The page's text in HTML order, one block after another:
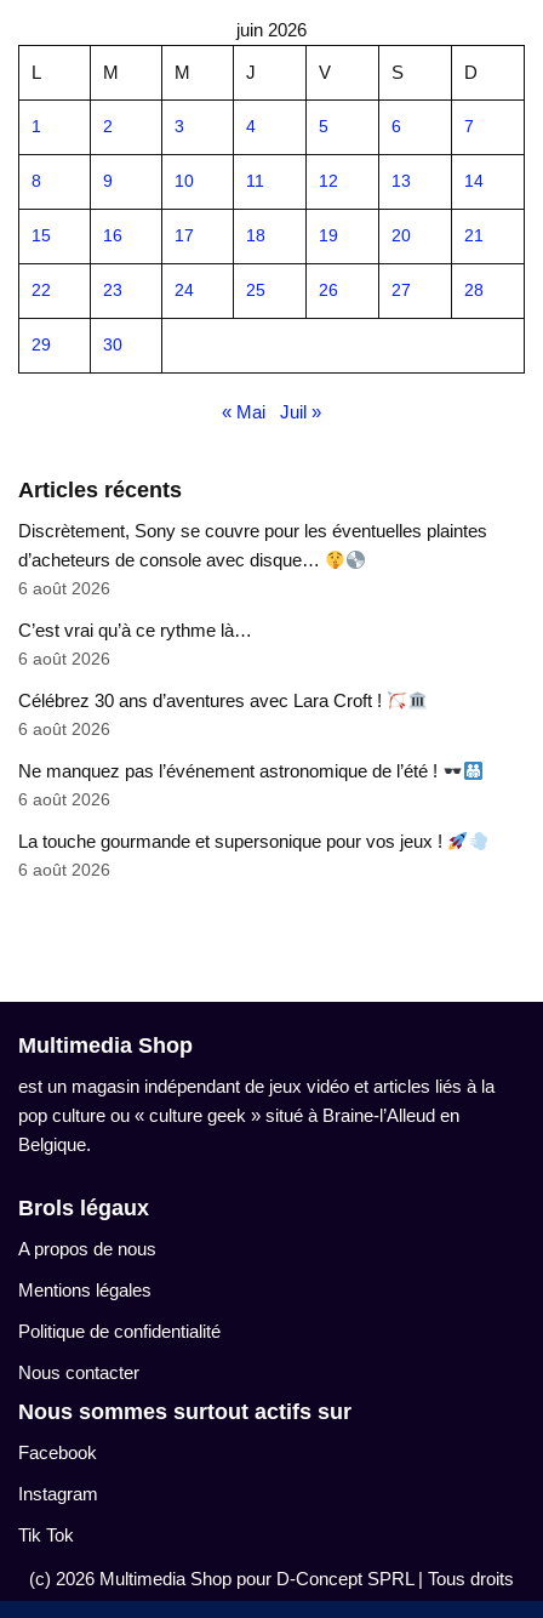
juin 2026
L M M J V S D
1 2 3 4 5 6 7
8 9 10 11 12 13 14
15 16 17 18 19 20 21
22 23 24 25 26 27 28
29 30
« Mai Juil »
Articles récents
Discrètement, Sony se couvre pour les éventuelles plaintes
d’acheteurs de console avec disque…
6 août 2026
C’est vrai qu’à ce rythme là…
6 août 2026
Célébrez 30 ans d’aventures avec Lara Croft !
6 août 2026
Ne manquez pas l’événement astronomique de l’été !
6 août 2026
La touche gourmande et supersonique pour vos jeux !
6 août 2026
Multimedia Shop
est un magasin indépendant de jeux vidéo et articles liés à la
pop culture ou « culture geek » situé à Braine-l’Alleud en
Belgique.
Brols légaux
A propos de nous
Mentions légales
Politique de confidentialité
Nous contacter
Nous sommes surtout actifs sur
Facebook
Instagram
Tik Tok
(c) 2026 Multimedia Shop pour D-Concept SPRL| Tous droits